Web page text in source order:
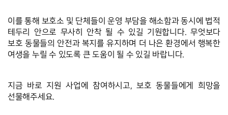
이를 통해 보호소 및 단체들이 운영 부담을 해소함과 동시에 법적
테두리 안으로 무사히 안착 될 수 있길 기원합니다. 무엇보다
보호 동물들의 안전과 복지를 유지하며 더 나은 환경에서 행복한
여생을 누릴 수 있도록 큰 도움이 될 수 있길 바랍니다.
지금 바로 지원 사업에 참여하시고, 보호 동물들에게 희망을
선물해주세요.